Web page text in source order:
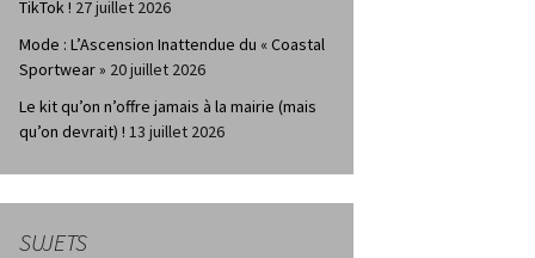
TikTok ! 27 juillet 2026
Mode : L’Ascension Inattendue du « Coastal
Sportwear » 20 juillet 2026
Le kit qu’on n’offre jamais à la mairie (mais
qu’on devrait) ! 13 juillet 2026
SUJETS